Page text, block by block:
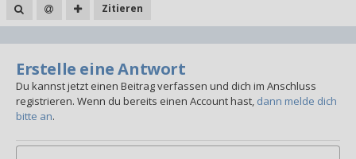
Zitieren
Erstelle eine Antwort
Du kannst jetzt einen Beitrag verfassen und dich im Anschluss
registrieren. Wenn du bereits einen Account hast, dann melde dich
bitte an.